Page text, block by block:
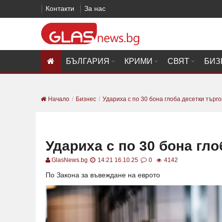
Контакти За нас
БЪЛГАРИЯ КРИМИ СВЯТ
Начало Бизнес Удариха с по 30 бона глоба десетки
Удариха с по 30 бона
GlasNews.bg 14:21 16.10.25 0 4142
По Закона за въвеждане на еврото